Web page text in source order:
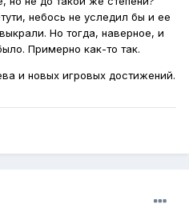
небось не уследил бы и ее
Но тогда, наверное, и
Примерно как-то так.
и новых игровых достижений.